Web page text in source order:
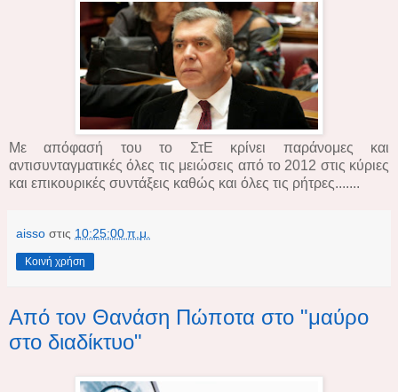
Με απόφασή του το ΣτΕ κρίνει παράνομες και
αντισυνταγματικές όλες τις μειώσεις από το 2012 στις κύριες
και επικουρικές συντάξεις καθώς και όλες τις ρήτρες.......
aisso στις 10:25:00 π.μ.
Κοινή χρήση
Από τον Θανάση Πώποτα στο "μαύρο
στο διαδίκτυο"